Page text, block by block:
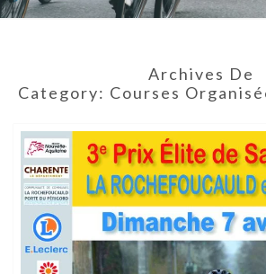
Archives De
Category: Courses